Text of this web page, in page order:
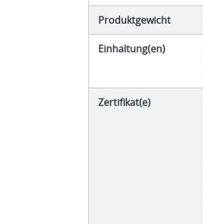
Produktgewicht
Einhaltung(en)
Zertifikat(e)